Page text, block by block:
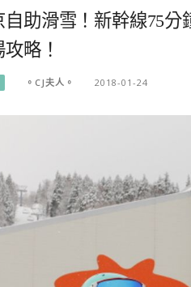
自助滑雪！新幹線75
略！
。CJ夫人。 2018-01-24